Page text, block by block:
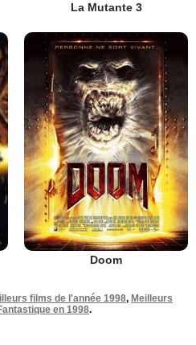
La Mutante 3
Doom
films de l'année 1998, Meilleurs
en 1998.